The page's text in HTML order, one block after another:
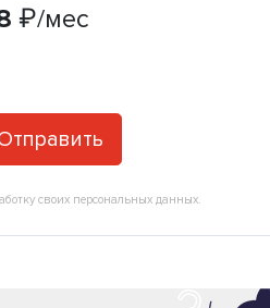
₽/мес
своих персональных данных.